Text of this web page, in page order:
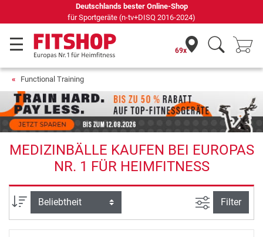
Deutschlands bester Online-Shop
für Sportgeräte (n-tv+DISQ 2016-2024)
69x
Functional Training
MEDIZINBÄLLE KAUFEN BEI EUROPAS
NR. 1 FÜR HEIMFITNESS
Sortierung Ansicht
Filter